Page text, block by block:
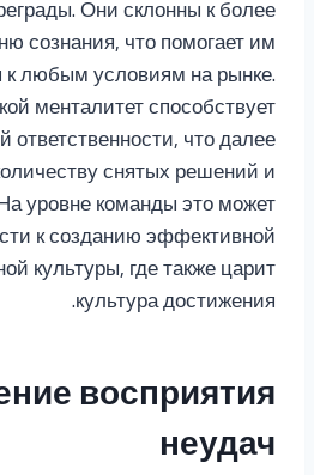
Они склонны к более
сознания, что помогает им
к любым условиям на рынке.
менталитет способствует
что далее
снятых решений и
уровне команды это может
к созданию эффективной
культуры, где также царит
культура достижения.
восприятия
неудач